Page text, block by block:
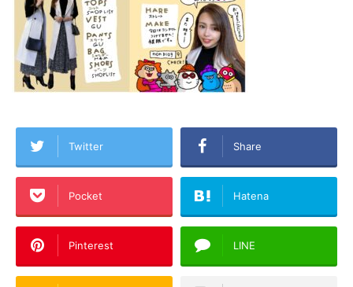
Twitter Share
Pocket Hatena
Pinterest LINE